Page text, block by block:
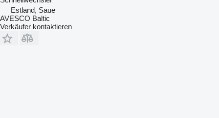
Estland, Saue
AVESCO Baltic
Verkäufer kontaktieren